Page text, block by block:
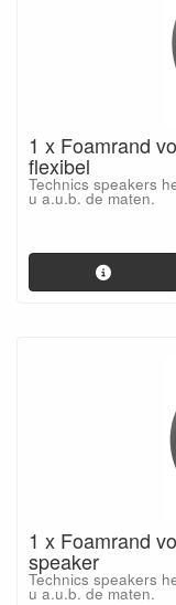
1 x Foamrand
flexibel
Technics speakers
u a.u.b. de maten.
1 x Foamrand
speaker
Technics speakers
u a.u.b. de maten.